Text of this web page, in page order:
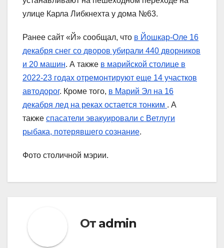
улице Карла Либкнехта у дома №63.
Ранее сайт «Й» сообщал, что в Йошкар-Оле 16
декабря снег со дворов убирали 440 дворников
и 20 машин. А также в марийской столице в
2022-23 годах отремонтируют еще 14 участков
автодорог. Кроме того, в Марий Эл на 16
декабря лед на реках остается тонким . А
также спасатели эвакуировали с Ветлуги
рыбака, потерявшего сознание.
Фото столичной мэрии.
От admin